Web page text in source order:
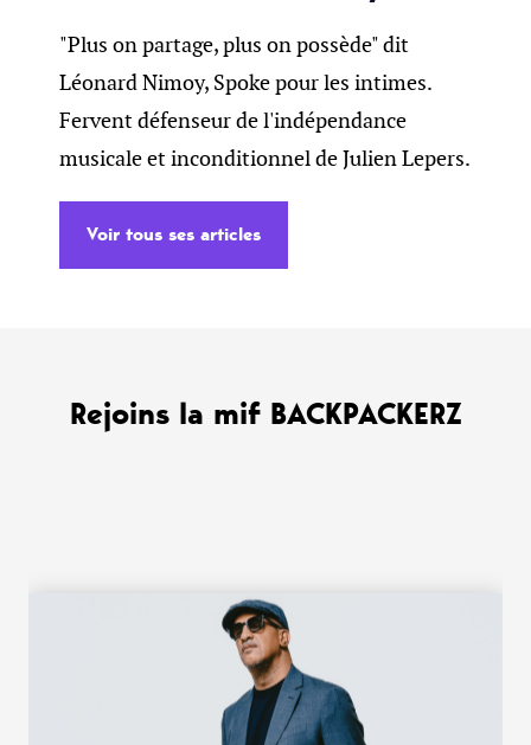
"Plus on partage, plus on possède" dit
Léonard Nimoy, Spoke pour les intimes.
Fervent défenseur de l'indépendance
musicale et inconditionnel de Julien Lepers.
Voir tous ses articles
Rejoins la mif BACKPACKERZ
WANT MORE ?